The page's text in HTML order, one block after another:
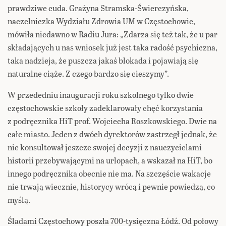
prawdziwe cuda. Grażyna Stramska-Świerczyńska,
naczelniczka Wydziału Zdrowia UM w Częstochowie,
mówiła niedawno w Radiu Jura: „Zdarza się też tak, że u par
składających u nas wniosek już jest taka radość psychiczna,
taka nadzieja, że puszcza jakaś blokada i pojawiają się
naturalne ciąże. Z czego bardzo się cieszymy”.
W przededniu inauguracji roku szkolnego tylko dwie
częstochowskie szkoły zadeklarowały chęć korzystania
z podręcznika HiT prof. Wojciecha Roszkowskiego. Dwie na
całe miasto. Jeden z dwóch dyrektorów zastrzegł jednak, że
nie konsultował jeszcze swojej decyzji z nauczycielami
historii przebywającymi na urlopach, a wskazał na HiT, bo
innego podręcznika obecnie nie ma. Na szczęście wakacje
nie trwają wiecznie, historycy wrócą i pewnie powiedzą, co
myślą.
Śladami Częstochowy poszła 700-tysięczna Łódź. Od połowy